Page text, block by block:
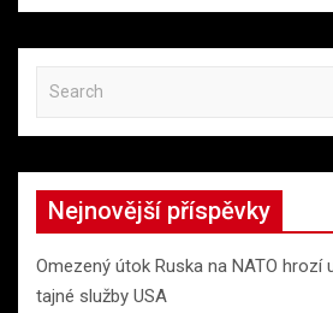
a
r
h
Nejnovější příspěvky
Omezený útok Ruska na NATO hrozí
tajné služby USA